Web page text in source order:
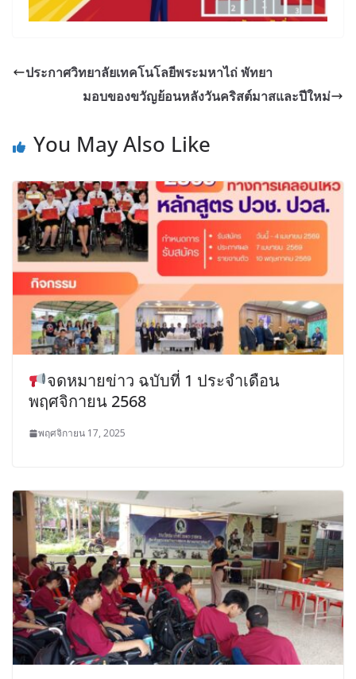
ประกาศวิทยาลัยเทคโนโลยีพระมหาไถ่ พัทยา
มอบของขวัญย้อนหลังวันคริสต์มาสและปีใหม่
You May Also Like
จดหมายข่าว ฉบับที่ 1 ประจำเดือน
พฤศจิกายน 2568
พฤศจิกายน 17, 2025